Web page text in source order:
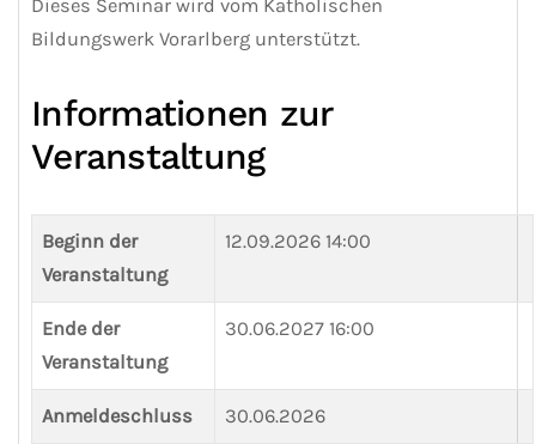
Dieses Seminar wird vom Katholischen
Bildungswerk Vorarlberg unterstützt.
Informationen zur
Veranstaltung
Beginn der
Veranstaltung
12.09.2026 14:00
Ende der
Veranstaltung
30.06.2027 16:00
Anmeldeschluss 30.06.2026